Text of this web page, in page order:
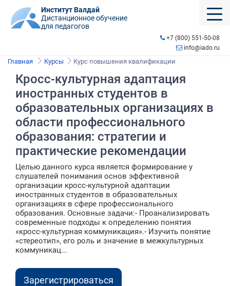
Институт Валдай
Дистанционное обучение
для педагогов
+7 (800) 551-50-08
info@iado.ru
Главная Курсы Курс повышения квалификации
Кросс-культурная адаптация
иностранных студентов в
образовательных организациях в
области профессионального
образования: стратегии и
практические рекомендации
Целью данного курса является формирование у
слушателей понимания основ эффективной
организации кросс-культурной адаптации
иностранных студентов в образовательных
организациях в сфере профессионального
образования. Основные задачи:- Проанализировать
современные подходы к определению понятия
«кросс-культурная коммуникация».- Изучить понятие
«стереотип», его роль и значение в межкультурных
коммуникац...
Зарегистрироваться